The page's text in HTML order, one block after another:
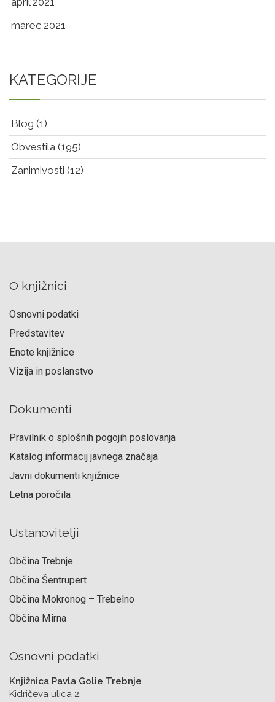
marec 2021
KATEGORIJE
Blog (1)
Obvestila (195)
Zanimivosti (12)
O knjižnici
Osnovni podatki
Predstavitev
Enote knjižnice
Vizija in poslanstvo
Dokumenti
Pravilnik o splošnih pogojih poslovanja
Katalog informacij javnega značaja
Javni dokumenti knjižnice
Letna poročila
Ustanovitelji
Občina Trebnje
Občina Šentrupert
Občina Mokronog – Trebelno
Občina Mirna
Osnovni podatki
Knjižnica Pavla Golie Trebnje
Kidričeva ulica 2,